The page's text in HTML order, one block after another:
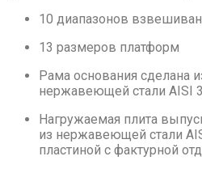
10 диапазонов
13 размеров платформ
Рама основания сделана
нержавеющей стали AISI
Нагружаемая плита
из нержавеющей стали
пластиной с фактурной